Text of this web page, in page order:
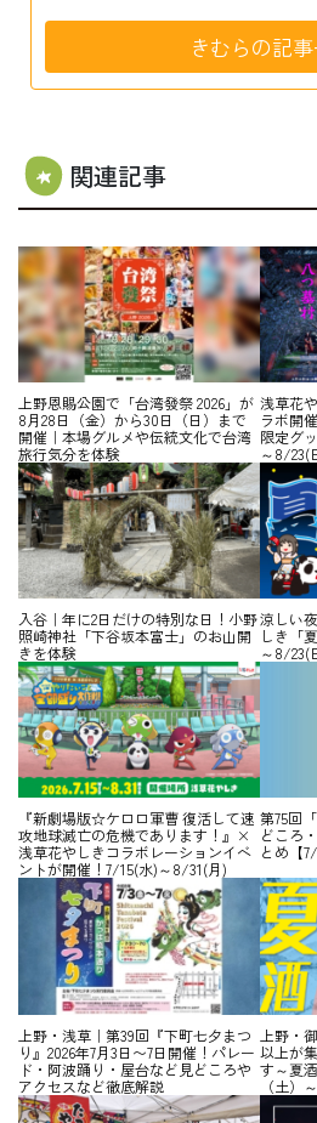
きむらの記
関連記事
上野恩賜公園で「台湾發祭 2026」が
8月28日（金）から30日（日）まで
開催｜本場グルメや伝統文化で台湾
旅行気分を体験
浅草花
ラボ開
限定グ
～8/23(
入谷｜年に2日だけの特別な日！小野
照崎神社「下谷坂本富士」のお山開
きを体験
涼しい
しき「
～8/23(
『新劇場版☆ケロロ軍曹 復活して速
攻地球滅亡の危機であります！』×
浅草花やしきコラボレーションイベ
ントが開催！7/15(水)～8/31(月)
第75回
どころ
とめ【
上野・浅草｜第39回『下町七夕まつ
り』2026年7月3日〜7日開催！パレー
ド・阿波踊り・屋台など見どころや
アクセスなど徹底解説
上野・
以上が
す～夏
（土）